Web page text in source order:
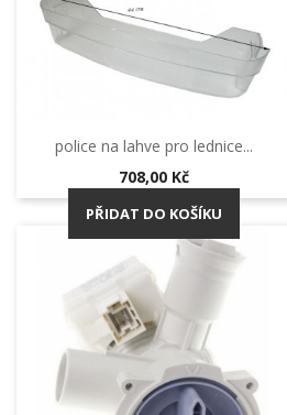
police na lahve pro lednice...
Cena
708,00 Kč
PŘIDAT DO KOŠÍKU